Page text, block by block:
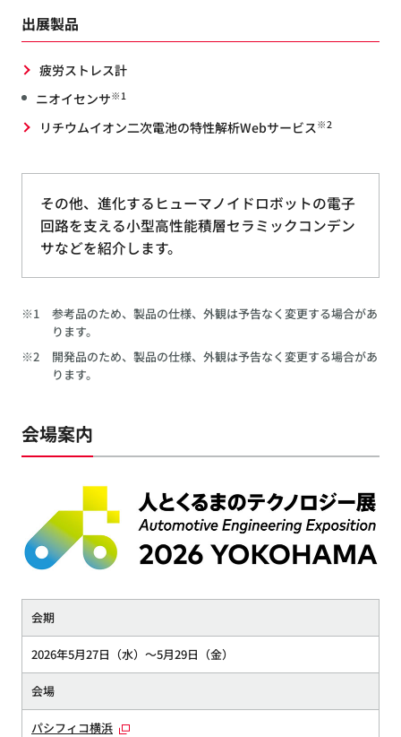
出展製品
疲労ストレス計
ニオイセンサ※1
リチウムイオン二次電池の特性解析Webサービス※2
その他、進化するヒューマノイドロボットの電子
回路を支える小型高性能積層セラミックコンデン
サなどを紹介します。
※1
参考品のため、製品の仕様、外観は予告なく変更する場合があ
ります。
※2
開発品のため、製品の仕様、外観は予告なく変更する場合があ
ります。
会場案内
会期
2026年5月27日（水）～5月29日（金）
会場
パシフィコ横浜